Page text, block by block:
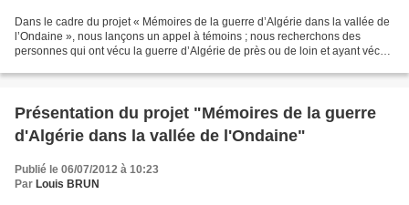
Dans le cadre du projet « Mémoires de la guerre d’Algérie dans la vallée de
l’Ondaine », nous lançons un appel à témoins ; nous recherchons des
personnes qui ont vécu la guerre d’Algérie de près ou de loin et ayant vécu
Présentation du projet "Mémoires de la guerre
d'Algérie dans la vallée de l'Ondaine"
Publié le 06/07/2012 à 10:23
Par Louis BRUN